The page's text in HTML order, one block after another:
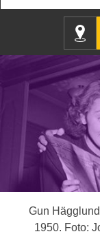
Gun
1950. Foto: